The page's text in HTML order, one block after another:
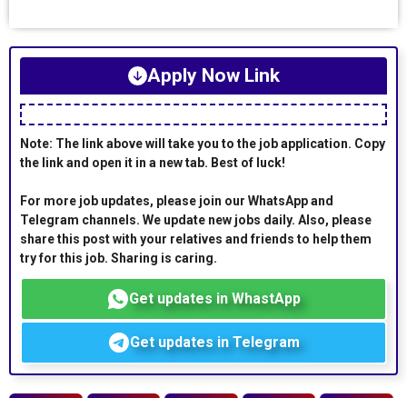
Apply Now Link
Note: The link above will take you to the job application. Copy
the link and open it in a new tab. Best of luck!
For more job updates, please join our WhatsApp and
Telegram channels. We update new jobs daily. Also, please
share this post with your relatives and friends to help them
try for this job. Sharing is caring.
Get updates in WhastApp
Get updates in Telegram